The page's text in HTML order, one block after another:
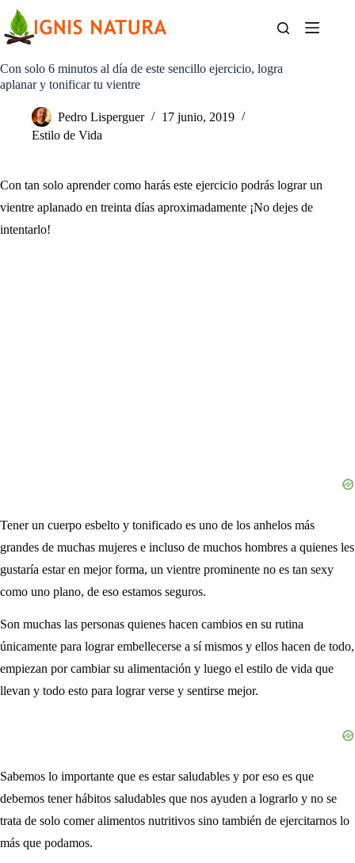
contenido
Con solo 6 minutos al día de este sencillo ejercicio, logra
aplanar y tonificar tu vientre
Pedro Lisperguer
17 junio, 2019
Estilo de Vida
Con tan solo aprender como harás este ejercicio podrás lograr un
vientre aplanado en treinta días aproximadamente ¡No dejes de
intentarlo!
Tener un cuerpo esbelto y tonificado es uno de los anhelos más
grandes de muchas mujeres e incluso de muchos hombres a quienes les
gustaría estar en mejor forma, un vientre prominente no es tan sexy
como uno plano, de eso estamos seguros.
Son muchas las personas quienes hacen cambios en su rutina
únicamente para lograr embellecerse a sí mismos y ellos hacen de todo,
empiezan por cambiar su alimentación y luego el estilo de vida que
llevan y todo esto para lograr verse y sentirse mejor.
Sabemos lo importante que es estar saludables y por eso es que
debemos tener hábitos saludables que nos ayuden a lograrlo y no se
trata de solo comer alimentos nutritivos sino también de ejercitarnos lo
más que podamos.